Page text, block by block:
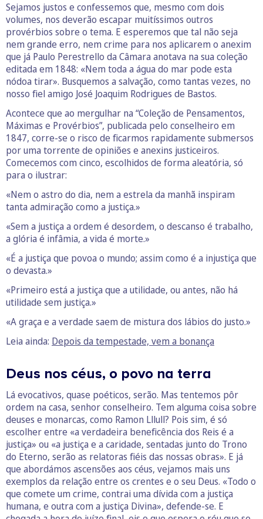
Sejamos justos e confessemos que, mesmo com dois
volumes, nos deverão escapar muitíssimos outros
provérbios sobre o tema. E esperemos que tal não seja
nem grande erro, nem crime para nos aplicarem o anexim
que já Paulo Perestrello da Câmara anotava na sua coleção
editada em 1848: «Nem toda a água do mar pode esta
nódoa tirar». Busquemos a salvação, como tantas vezes, no
nosso fiel amigo José Joaquim Rodrigues de Bastos.
Acontece que ao mergulhar na “Coleção de Pensamentos,
Máximas e Provérbios”, publicada pelo conselheiro em
1847, corre-se o risco de ficarmos rapidamente submersos
por uma torrente de opiniões e anexins justiceiros.
Comecemos com cinco, escolhidos de forma aleatória, só
para o ilustrar:
«Nem o astro do dia, nem a estrela da manhã inspiram
tanta admiração como a justiça.»
«Sem a justiça a ordem é desordem, o descanso é trabalho,
a glória é infâmia, a vida é morte.»
«É a justiça que povoa o mundo; assim como é a injustiça que
o devasta.»
«Primeiro está a justiça que a utilidade, ou antes, não há
utilidade sem justiça.»
«A graça e a verdade saem de mistura dos lábios do justo.»
Leia ainda: Depois da tempestade, vem a bonança
Deus nos céus, o povo na terra
Lá evocativos, quase poéticos, serão. Mas tentemos pôr
ordem na casa, senhor conselheiro. Tem alguma coisa sobre
deuses e monarcas, como Ramon Lllull? Pois sim, é só
escolher entre «a verdadeira beneficência dos Reis é a
justiça» ou «a justiça e a caridade, sentadas junto do Trono
do Eterno, serão as relatoras fiéis das nossas obras». E já
que abordámos ascensões aos céus, vejamos mais uns
exemplos da relação entre os crentes e o seu Deus. «Todo o
que comete um crime, contrai uma dívida com a justiça
humana, e outra com a justiça Divina», defende-se. E